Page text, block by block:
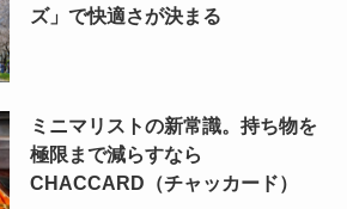
ズ」で快適さが決まる
ミニマリストの新常識。持ち物を
極限まで減らすなら
CHACCARD（チャッカード）